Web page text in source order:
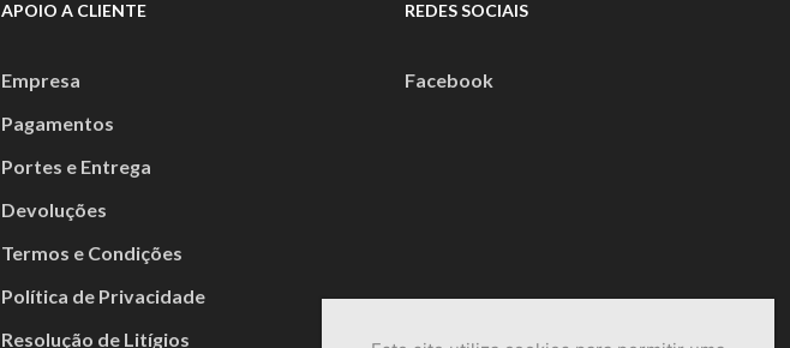
APOIO A CLIENTE
Empresa
Pagamentos
Portes e Entrega
Devoluções
Termos e Condições
Política de Privacidade
Resolução de Litígios
REDES SOCIAIS
Facebook